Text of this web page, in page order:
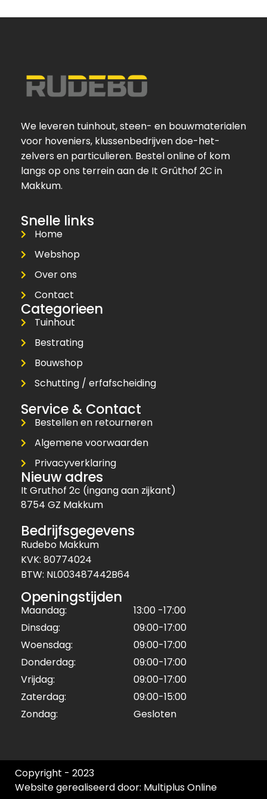
We leveren tuinhout, steen- en bouwmaterialen
voor hoveniers, klussenbedrijven doe-het-
zelvers en particulieren. Bestel online of kom
langs op ons terrein aan de It Grûthof 2C in
Makkum.
Snelle links
Home
Webshop
Over ons
Contact
Categorieen
Tuinhout
Bestrating
Bouwshop
Schutting / erfafscheiding
Service & Contact
Bestellen en retourneren
Algemene voorwaarden
Privacyverklaring
Nieuw adres
It Gruthof 2c (ingang aan zijkant)
8754 GZ Makkum
Bedrijfsgegevens
Rudebo Makkum
KVK: 80774024
BTW: NL003487442B64
Openingstijden
Maandag:
13:00 -17:00
Dinsdag:
09:00-17:00
Woensdag:
09:00-17:00
Donderdag:
09:00-17:00
Vrijdag:
09:00-17:00
Zaterdag:
09:00-15:00
Zondag:
Gesloten
Copyright - 2023
Website gerealiseerd door: Multiplus Online